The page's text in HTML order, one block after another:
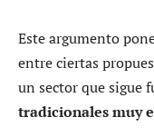
Este argumento
entre ciertas
un sector que sigue
tradicionales muy